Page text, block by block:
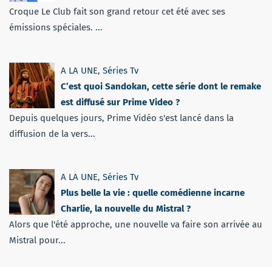
Croque Le Club fait son grand retour cet été avec ses
émissions spéciales. ...
A LA UNE, Séries Tv
C’est quoi Sandokan, cette série dont le remake
est diffusé sur Prime Video ?
Depuis quelques jours, Prime Vidéo s'est lancé dans la
diffusion de la vers...
A LA UNE, Séries Tv
Plus belle la vie : quelle comédienne incarne
Charlie, la nouvelle du Mistral ?
Alors que l'été approche, une nouvelle va faire son arrivée au
Mistral pour...